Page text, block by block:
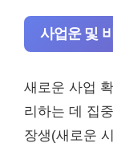
사업운 및
새로운 사업
리하는 데 집
장생(새로운